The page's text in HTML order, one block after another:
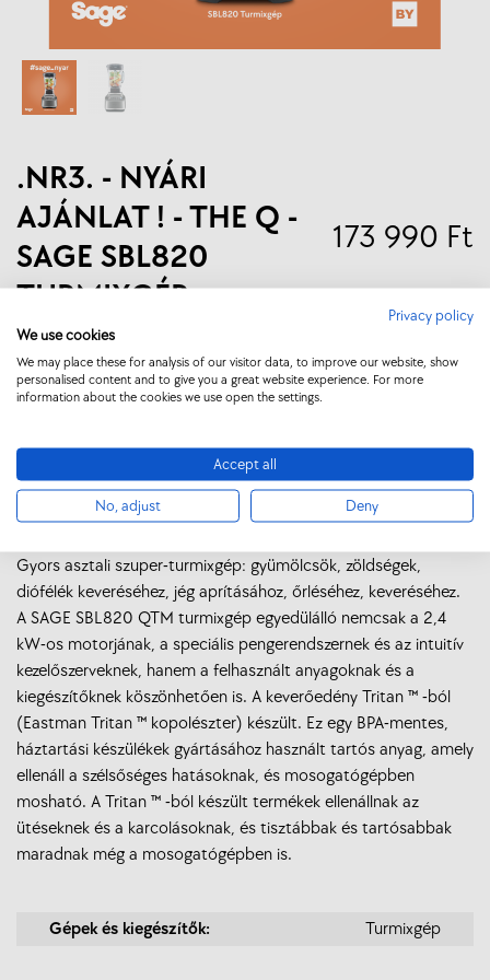
.NR3. - NYÁRI
AJÁNLAT ! - THE Q -
SAGE SBL820
TURMIXGÉP
173 990 Ft
Kiszállítás 3 munkanapon belül
KOSÁRBA
Most 219.990 Ft helyett , akciós áron 46.000 Ft
megtakarítással !
Gyors asztali szuper-turmixgép: gyümölcsök, zöldségek,
diófélék keveréséhez, jég aprításához, őrléséhez, keveréséhez.
A SAGE SBL820 QTM turmixgép egyedülálló nemcsak a 2,4
kW-os motorjának, a speciális pengerendszernek és az intuitív
kezelőszerveknek, hanem a felhasznált anyagoknak és a
kiegészítőknek köszönhetően is. A keverőedény Tritan ™ -ból
(Eastman Tritan ™ kopolészter) készült. Ez egy BPA-mentes,
háztartási készülékek gyártásához használt tartós anyag, amely
ellenáll a szélsőséges hatásoknak, és mosogatógépben
mosható. A Tritan ™ -ból készült termékek ellenállnak az
ütéseknek és a karcolásoknak, és tisztábbak és tartósabbak
maradnak még a mosogatógépben is.
Gépek és kiegészítők: Turmixgép
Privacy policy
We use cookies
We may place these for analysis of our visitor data, to improve our website, show
personalised content and to give you a great website experience. For more
information about the cookies we use open the settings.
Accept all
No, adjust Deny